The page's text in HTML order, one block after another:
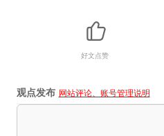
好文点赞
观点发布 网站评论、账号管理说明